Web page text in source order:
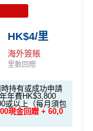
results of our c
sponsored are a
"
餐某啲酒店餐
有CBF收費
碼「HKRMRM1
cathay-
先送11,000里數
複製
賺多 HK$20
派出】
HK$4/里
海外簽賬
里數回贈
持有或成功申請
年費HK$3,800
或以上（每月須包
現金回贈 + 60,0